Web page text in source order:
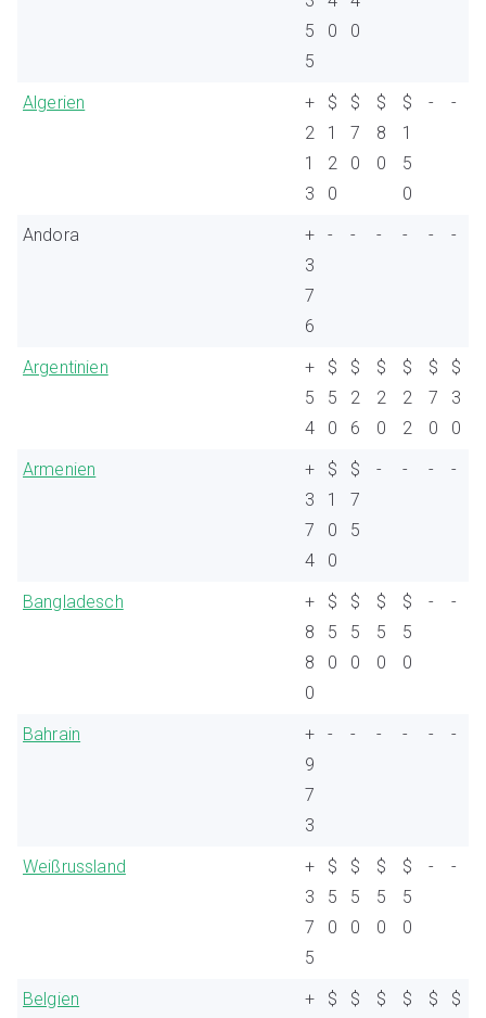
5
5
0
0
Algerien
+
2
1
3
$
1
2
0
$
7
0
$
8
0
$
1
5
0
- -
Andora
+
3
7
6
- - - - - -
Argentinien
+
5
4
$
5
0
$
2
6
$
2
0
$
2
2
$
7
0
$
3
0
Armenien
+
3
7
4
$
1
0
0
$
7
5
- - - -
Bangladesch
+
8
8
0
$
5
0
$
5
0
$
5
0
$
5
0
- -
Bahrain
+
9
7
3
- - - - - -
Weißrussland
+
3
7
5
$
5
0
$
5
0
$
5
0
$
5
0
- -
Belgien
+
$
$
$
$
$
$